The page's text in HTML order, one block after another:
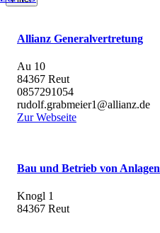
Allianz Generalvertretung
Au 10
84367 Reut
0857291054
rudolf.grabmeier1@allianz.de
Zur Webseite
Bau und Betrieb von Anlagen
Knogl 1
84367 Reut